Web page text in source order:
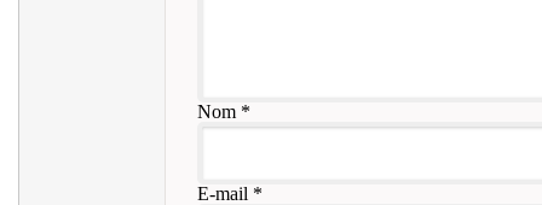
Nom*
E-mail *